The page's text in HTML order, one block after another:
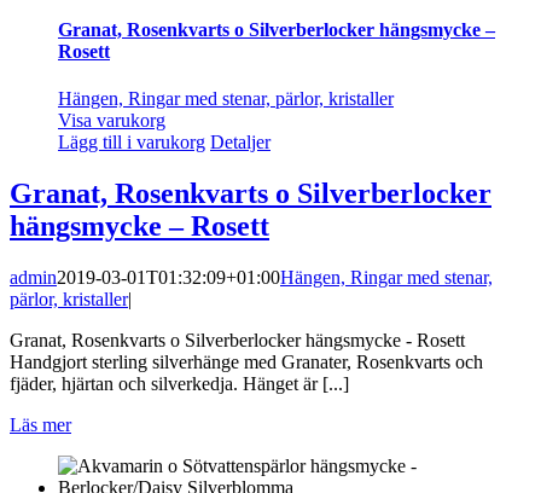
Granat, Rosenkvarts o Silverberlocker hängsmycke –
Rosett
Hängen, Ringar med stenar, pärlor, kristaller
Visa varukorg
Lägg till i varukorg Detaljer
Granat, Rosenkvarts o Silverberlocker
hängsmycke – Rosett
admin2019-03-01T01:32:09+01:00Hängen, Ringar med stenar,
pärlor, kristaller|
Granat, Rosenkvarts o Silverberlocker hängsmycke - Rosett
Handgjort sterling silverhänge med Granater, Rosenkvarts och
fjäder, hjärtan och silverkedja. Hänget är [...]
Läs mer